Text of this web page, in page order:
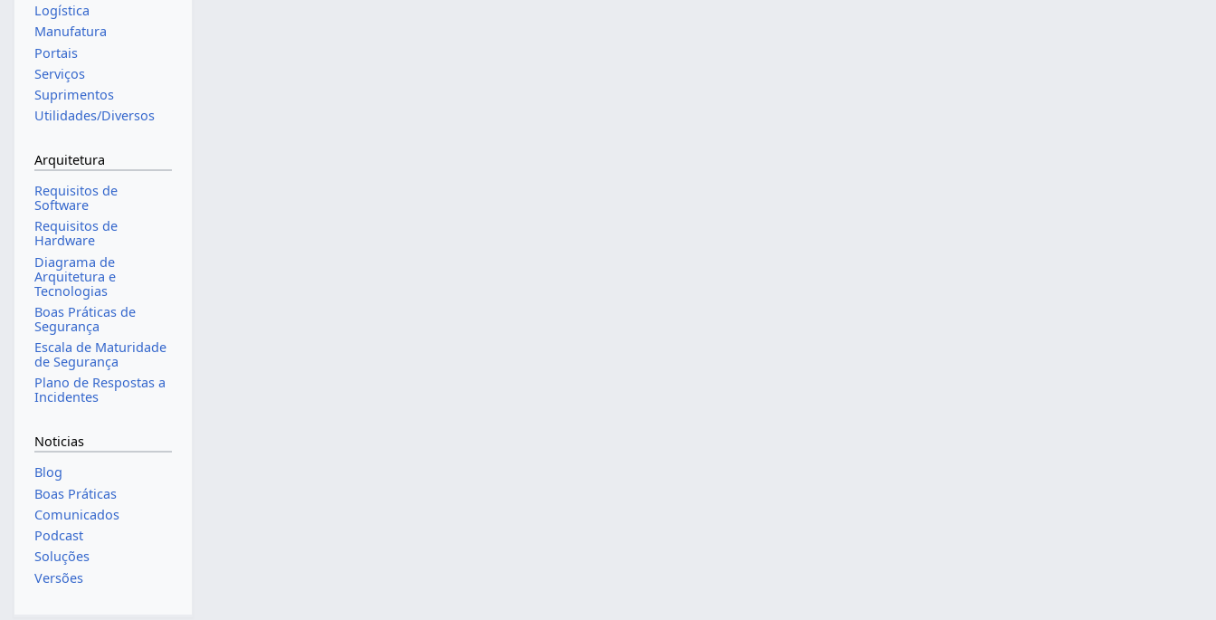
Logística
Manufatura
Portais
Serviços
Suprimentos
Utilidades/Diversos
Arquitetura
Requisitos de
Software
Requisitos de
Hardware
Diagrama de
Arquitetura e
Tecnologias
Boas Práticas de
Segurança
Escala de Maturidade
de Segurança
Plano de Respostas a
Incidentes
Noticias
Blog
Boas Práticas
Comunicados
Podcast
Soluções
Versões